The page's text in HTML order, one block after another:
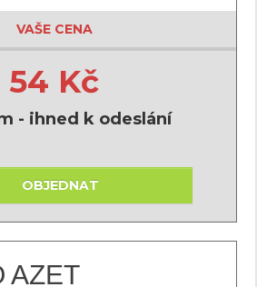
VAŠE CENA
54 Kč
- ihned k odeslání
OBJEDNAT
AZET